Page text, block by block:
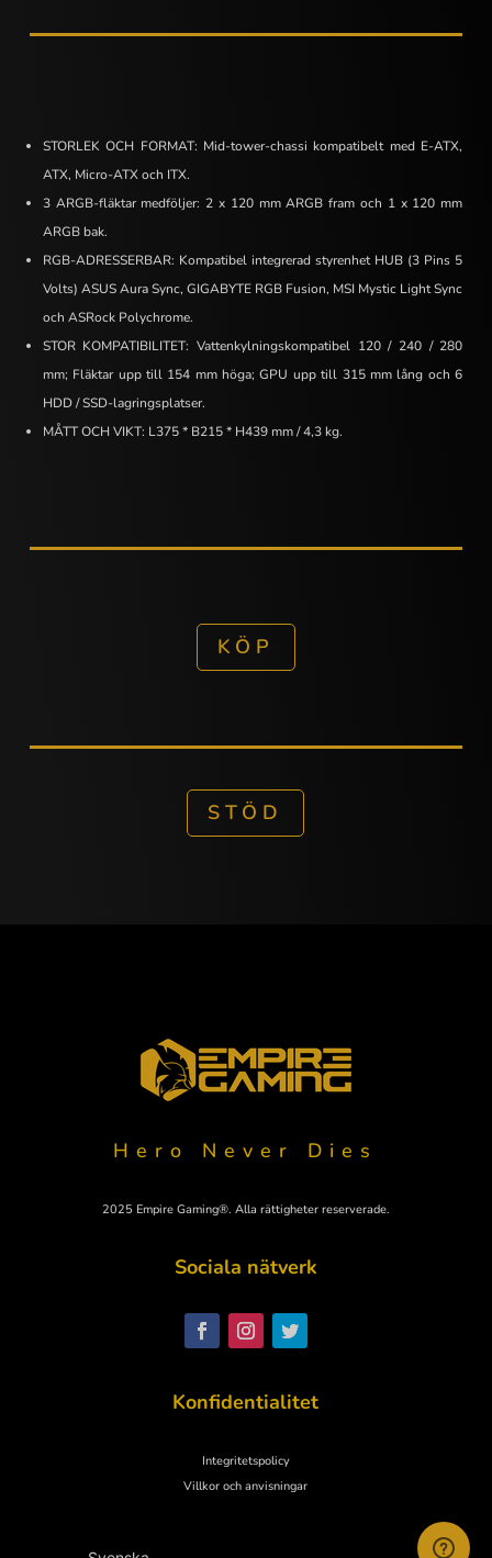
STORLEK OCH FORMAT: Mid-tower-chassi kompatibelt med E-ATX,
ATX, Micro-ATX och ITX.
3 ARGB-fläktar medföljer: 2 x 120 mm ARGB fram och 1 x 120 mm
ARGB bak.
RGB-ADRESSERBAR: Kompatibel integrerad styrenhet HUB (3 Pins 5
Volts) ASUS Aura Sync, GIGABYTE RGB Fusion, MSI Mystic Light Sync
och ASRock Polychrome.
STOR KOMPATIBILITET: Vattenkylningskompatibel 120 / 240 / 280
mm; Fläktar upp till 154 mm höga; GPU upp till 315 mm lång och 6
HDD / SSD-lagringsplatser.
MÅTT OCH VIKT: L375 * B215 * H439 mm / 4,3 kg.
KÖP
STÖD
Hero Never Dies
2025 Empire Gaming®. Alla rättigheter reserverade.
Sociala nätverk
Konfidentialitet
Integritetspolicy
Villkor och anvisningar